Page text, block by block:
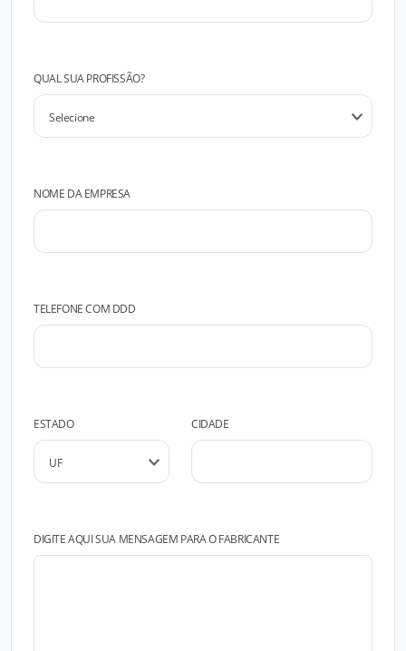
QUAL SUA PROFISSÃO?
NOME DA EMPRESA
TELEFONE COM DDD
ESTADO CIDADE
DIGITE AQUI SUA MENSAGEM PARA O FABRICANTE